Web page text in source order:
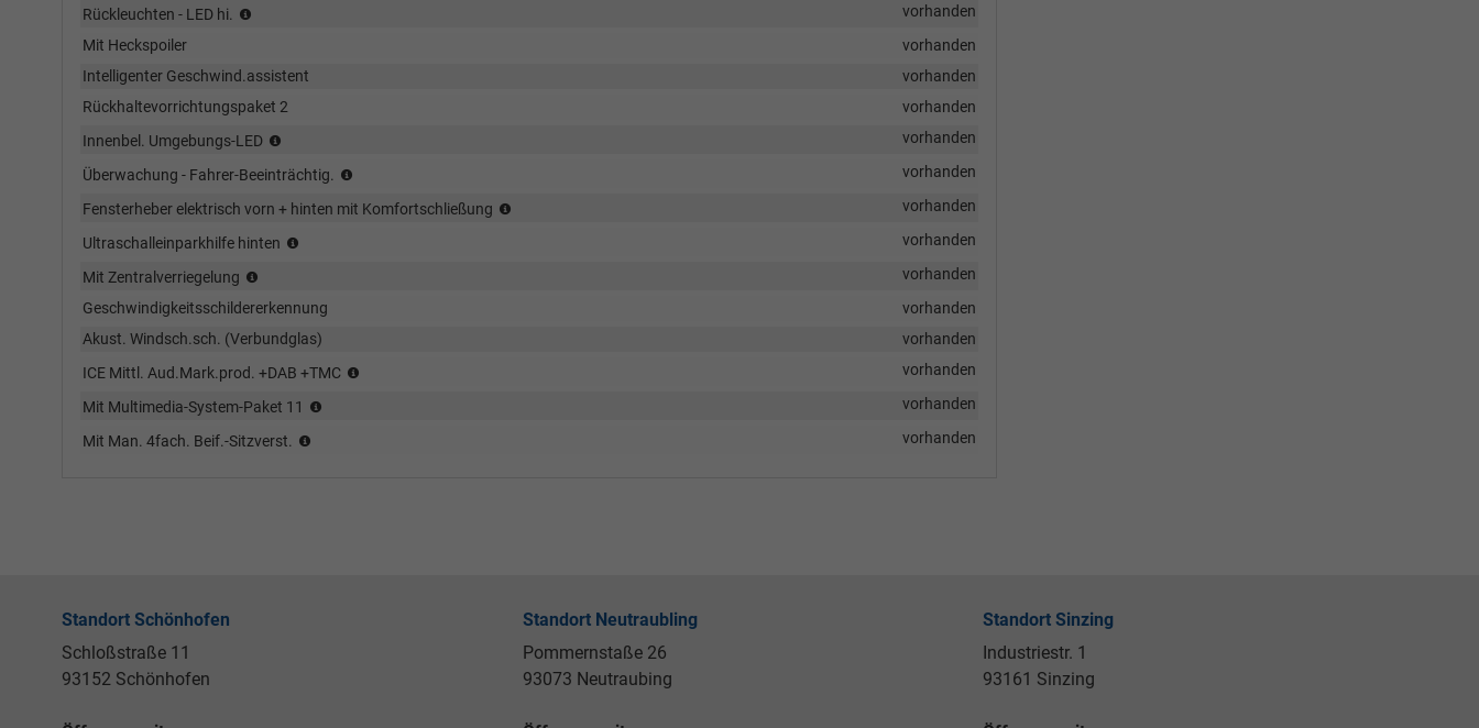
Rückleuchten - LED hi.
LED-
vorhanden
Mit Heckspoiler
vorhanden
Intelligenter Geschwind.assistent
vorhanden
Rückhaltevorrichtungspaket 2
vorhanden
Innenbel. Umgebungs-LED
vorn
und
vorhanden
Überwachung - Fahrer-Beeinträchtig. vorhanden
Fensterheber elektrisch vorn + hinten mit Komfortschließung vorhanden
Ultraschalleinparkhilfe hinten vorhanden
Mit Zentralverriegelung
FunkfernbedienungInnenbetätigung
und
vorhanden
Geschwindigkeitsschildererkennung
vorhanden
Akust. Windsch.sch. (Verbundglas)
vorhanden
ICE Mittl. Aud.Mark.prod. +DAB +TMC
vorhanden
Mit Multimedia-System-Paket 11 vorhanden
Mit Man. 4fach. Beif.-Sitzverst. vorhanden
Standort Schönhofen
Schloßstraße 11
93152 Schönhofen
Standort Neutraubling
Pommernstaße 26
93073 Neutraubing
Standort Sinzing
Industriestr. 1
93161 Sinzing